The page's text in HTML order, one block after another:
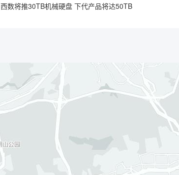
西数将推30TB机械硬盘 下代产品将达50TB